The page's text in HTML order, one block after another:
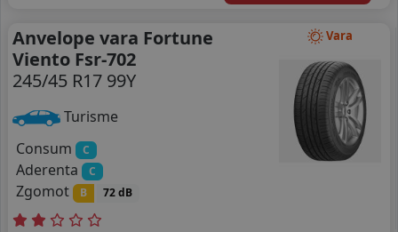
Vara
Anvelope vara Fortune
Viento Fsr-702
245/45 R17 99Y
Turisme
Consum
C
Aderenta C
Zgomot B 72 dB